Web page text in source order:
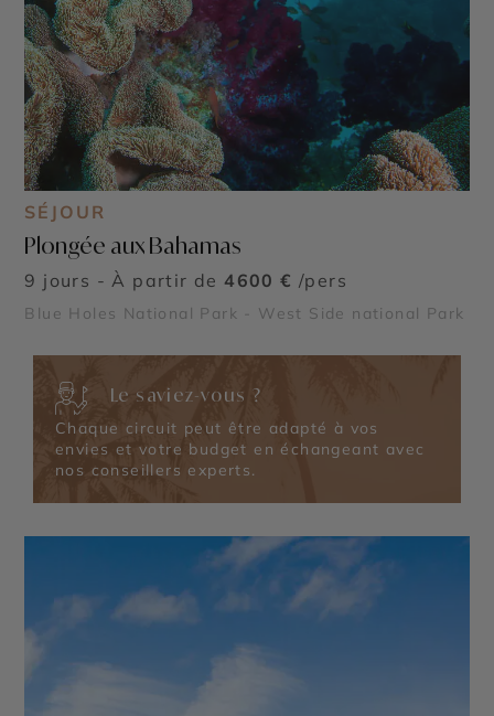
SÉJOUR
Plongée aux Bahamas
9 jours - À partir de 4600 € /pers
Blue Holes National Park - West Side national Park
Le saviez-vous ?
Chaque circuit peut être adapté à vos
envies et votre budget en échangeant avec
nos conseillers experts.